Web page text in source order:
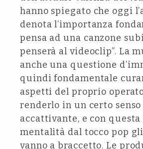
hanno spiegato che oggi
denota l’importanza
pensa ad una canzone
penserà al videoclip”. La
anche una questione
quindi fondamentale
aspetti del proprio
renderlo in un certo
accattivante, e con questa
mentalità dal tocco pop
vanno a braccetto. Le